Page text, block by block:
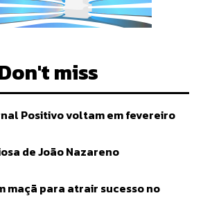
miss
Positivo voltam em fevereiro
de João Nazareno
maçã para atrair sucesso no